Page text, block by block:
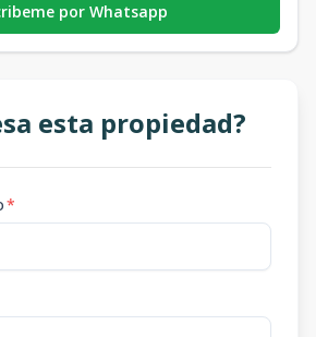
por Whatsapp
esta propiedad?
*